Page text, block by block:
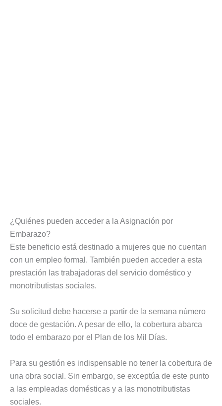
¿Quiénes pueden acceder a la Asignación por
Embarazo?
Este beneficio está destinado a mujeres que no cuentan
con un empleo formal. También pueden acceder a esta
prestación las trabajadoras del servicio doméstico y
monotributistas sociales.
Su solicitud debe hacerse a partir de la semana número
doce de gestación. A pesar de ello, la cobertura abarca
todo el embarazo por el Plan de los Mil Días.
Para su gestión es indispensable no tener la cobertura de
una obra social. Sin embargo, se exceptúa de este punto
a las empleadas domésticas y a las monotributistas
sociales.